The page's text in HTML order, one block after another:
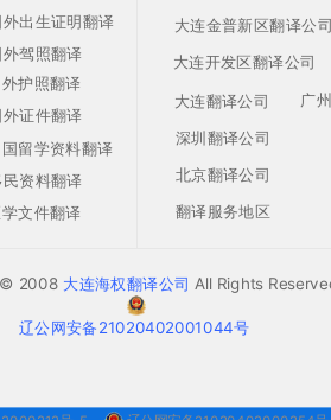
外出生证明翻译
外驾照翻译
护照翻译
外证件翻译
留学资料翻译
资料翻译
大连金普新区翻译公司
深圳翻译公司
大连翻译公司
大连开发区翻译公司
北京翻译公司
文件翻译 翻译服务地区
广
2008 大连海权翻译公司 All Rights
辽公网安备21020402001044号